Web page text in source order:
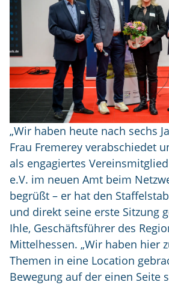
„Wir haben heute nach sechs
Frau Fremerey verabschiedet
als engagiertes
e.V. im neuen Amt beim
begrüßt – er hat den
und direkt seine erste Sitzung
Ihle, Geschäftsführer des
Mittelhessen. „Wir haben hier
Themen in eine Location
Bewegung auf der einen Seite